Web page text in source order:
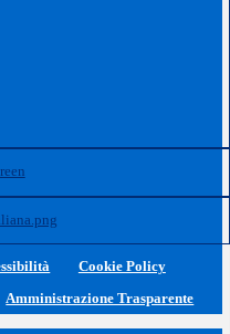
Cookie Policy
Amministrazione Trasparente